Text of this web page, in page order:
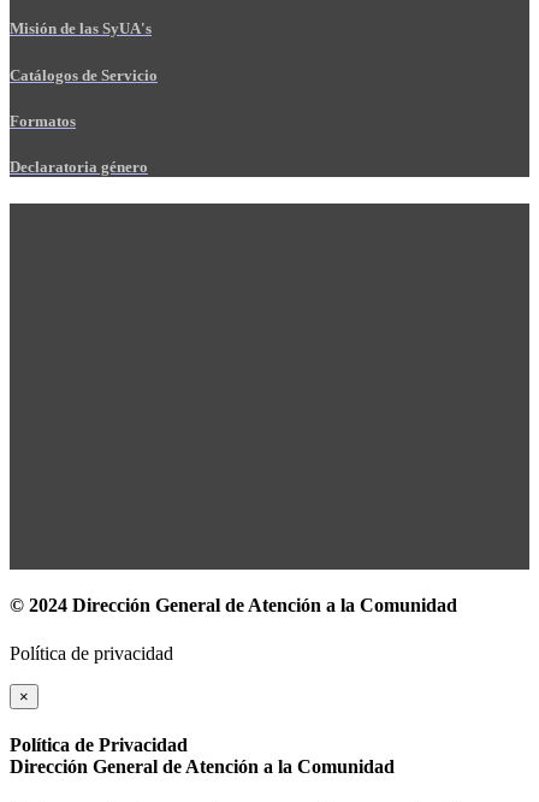
Misión de las SyUA's
Catálogos de Servicio
Formatos
Declaratoria género
© 2024 Dirección General de Atención a la Comunidad
Política de privacidad
×
Política de Privacidad
Dirección General de Atención a la Comunidad